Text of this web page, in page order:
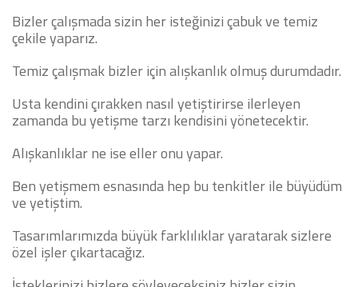
Bizler çalışmada sizin her isteğinizi çabuk ve temiz
çekile yaparız.
Temiz çalışmak bizler için alışkanlık olmuş durumdadır.
Usta kendini çırakken nasıl yetiştirirse ilerleyen
zamanda bu yetişme tarzı kendisini yönetecektir.
Alışkanlıklar ne ise eller onu yapar.
Ben yetişmem esnasında hep bu tenkitler ile büyüdüm
ve yetiştim.
Tasarımlarımızda büyük farklılıklar yaratarak sizlere
özel işler çıkartacağız.